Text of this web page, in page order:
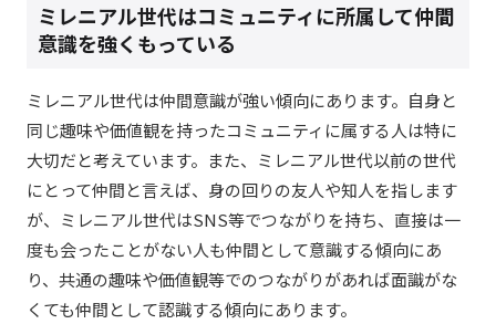
ミレニアル世代はコミュニティに所属して仲間
意識を強くもっている
ミレニアル世代は仲間意識が強い傾向にあります。自身と
同じ趣味や価値観を持ったコミュニティに属する人は特に
大切だと考えています。また、ミレニアル世代以前の世代
にとって仲間と言えば、身の回りの友人や知人を指します
が、ミレニアル世代はSNS等でつながりを持ち、直接は一
度も会ったことがない人も仲間として意識する傾向にあ
り、共通の趣味や価値観等でのつながりがあれば面識がな
くても仲間として認識する傾向にあります。